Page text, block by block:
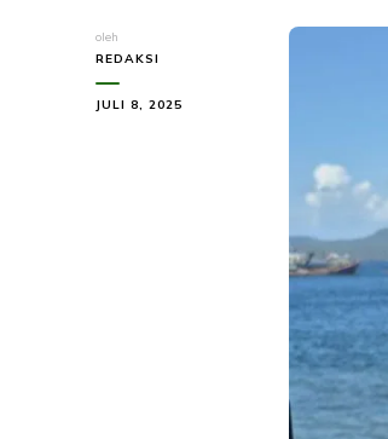
oleh
REDAKSI
JULI 8, 2025